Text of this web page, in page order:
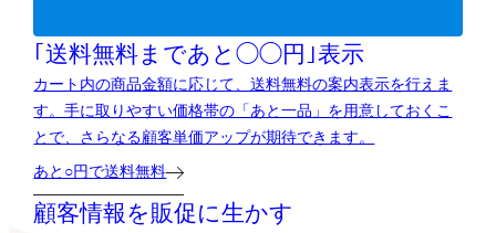
｢送料無料まであと◯◯円｣表示
カート内の商品金額に応じて、送料無料の案内表示を行えま
す。手に取りやすい価格帯の「あと一品」を用意しておくこ
とで、さらなる顧客単価アップが期待できます。
あと○円で送料無料
顧客情報を販促に生かす